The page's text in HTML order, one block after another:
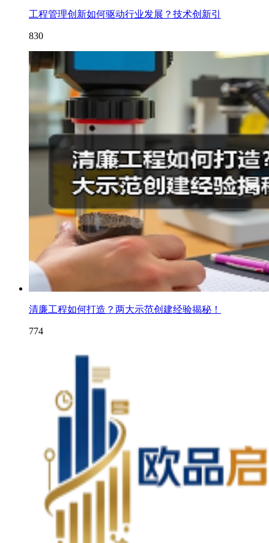
工程管理创新如何驱动行业发展？技术创新引
830
清廉工程如何打造？两大示范创建经验揭秘！
774